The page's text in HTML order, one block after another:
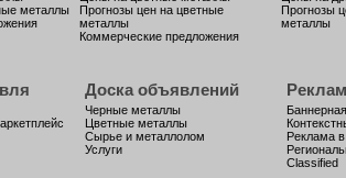
металлы
Прогнозы цен на цветные
металлы
Коммерческие предложения
Прогнозы
металлы
Доска объявлений
Черные металлы
Цветные металлы
Сырье и металлолом
Услуги
Реклама
Classified